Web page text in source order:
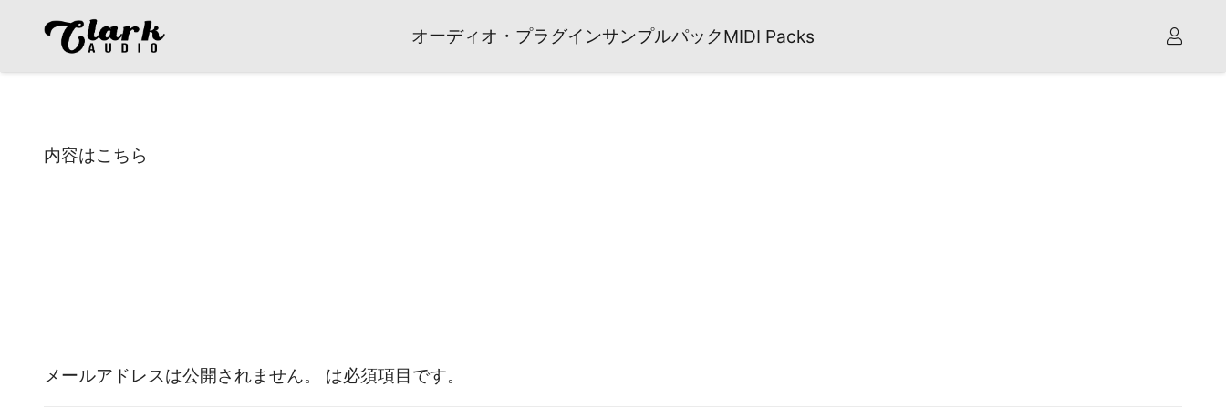
オーディオ・プラグインサンプルパックMIDI Packs
内容はこちら
メールアドレスは公開されません。 は必須項目です。